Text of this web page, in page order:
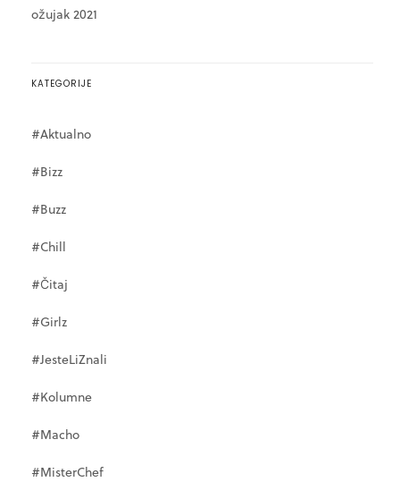
ožujak 2021
KATEGORIJE
#Aktualno
#Bizz
#Buzz
#Chill
#Čitaj
#Girlz
#JesteLiZnali
#Kolumne
#Macho
#MisterChef